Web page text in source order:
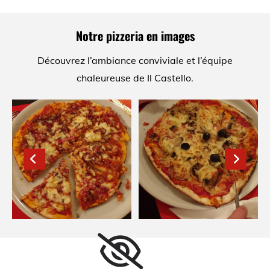
Notre pizzeria en images
Découvrez l’ambiance conviviale et l’équipe
chaleureuse de Il Castello.